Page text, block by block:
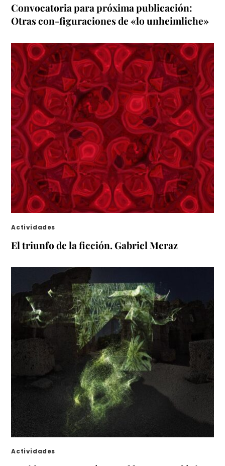
Convocatoria para próxima publicación:
Otras con-figuraciones de «lo unheimliche»
Actividades
El triunfo de la ficción. Gabriel Meraz
Actividades